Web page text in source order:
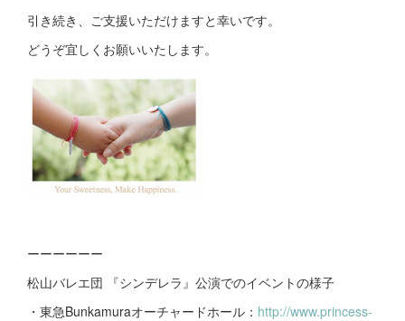
引き続き、ご支援いただけますと幸いです。
どうぞ宜しくお願いいたします。
ーーーーーー
松山バレエ団 『シンデレラ』公演でのイベントの様子
・東急Bunkamuraオーチャードホール： http://www.princess-